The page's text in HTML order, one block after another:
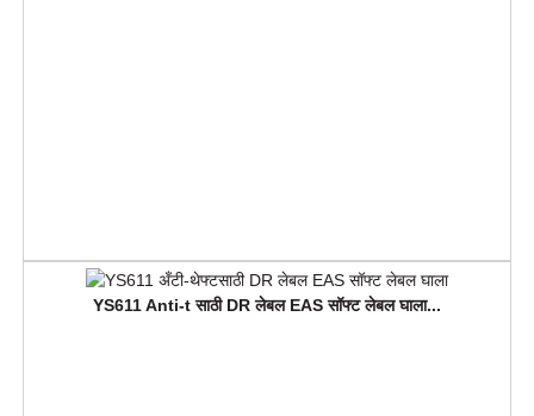
YS611 Anti-t साठी DR लेबल EAS सॉफ्ट लेबल घाला...